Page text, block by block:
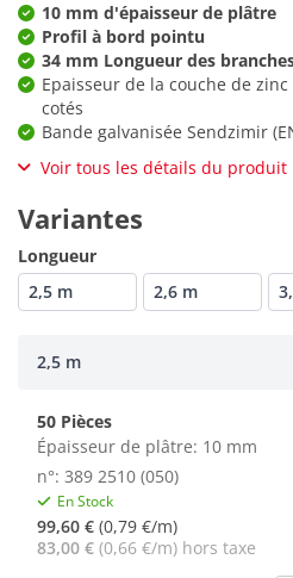
10 mm d'épaisseur de plâtre
Profil à bord pointu
34 mm Longueur des
Epaisseur de la couche de
cotés
Bande galvanisée Sendzimir
Voir tous les détails du produit
Variantes
Longueur
2,5 m
2,6 m
2,5 m
50 Pièces
Épaisseur de plâtre: 10 mm
n°: 389 2510 (050)
En Stock
99,60 € (0,79 €/m)
83,00 € (0,66 €/m) hors taxe